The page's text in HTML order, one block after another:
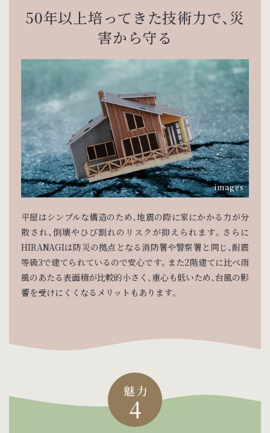
50年以上培ってきた技術力で、 災
害から守る
平屋はシンプルな構造のため、地震の際に家にかかる力が分
散され、倒壊やひび割れのリスクが抑えられます。さらに
HIRANAGIは防災の拠点となる消防署や警察署と同じ、耐震
等級3で建てられているので安心です。また2階建てに比べ雨
風のあたる表面積が比較的小さく、重心も低いため、台風の影
響を受けにくくなるメリットもあります。